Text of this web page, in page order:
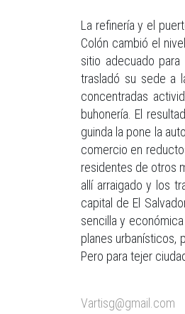
La refinería y el
Colón cambió el
sitio adecuado
trasladó su sede a
concentradas
buhonería. El
guinda la pone la
comercio en
residentes de otros
allí arraigado y los
capital de El
sencilla y
planes urbanísticos,
Pero para tejer
Vartisg@gmail.com